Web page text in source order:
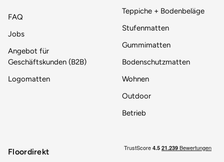
FAQ
Jobs
Angebot für
Geschäftskunden (B2B)
Logomatten
Teppiche + Bodenbeläge
Stufenmatten
Gummimatten
Bodenschutzmatten
Wohnen
Outdoor
Betrieb
Floordirekt